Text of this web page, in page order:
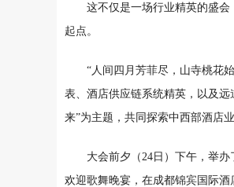
这不仅是一场行业精英的盛
起点。
“人间四月芳菲尽，山寺桃花
表、酒店供应链系统精英，以及远
来”为主题，共同探索中西部酒店
大会前夕（24日）下午，举
欢迎歌舞晚宴，在成都锦宾国际